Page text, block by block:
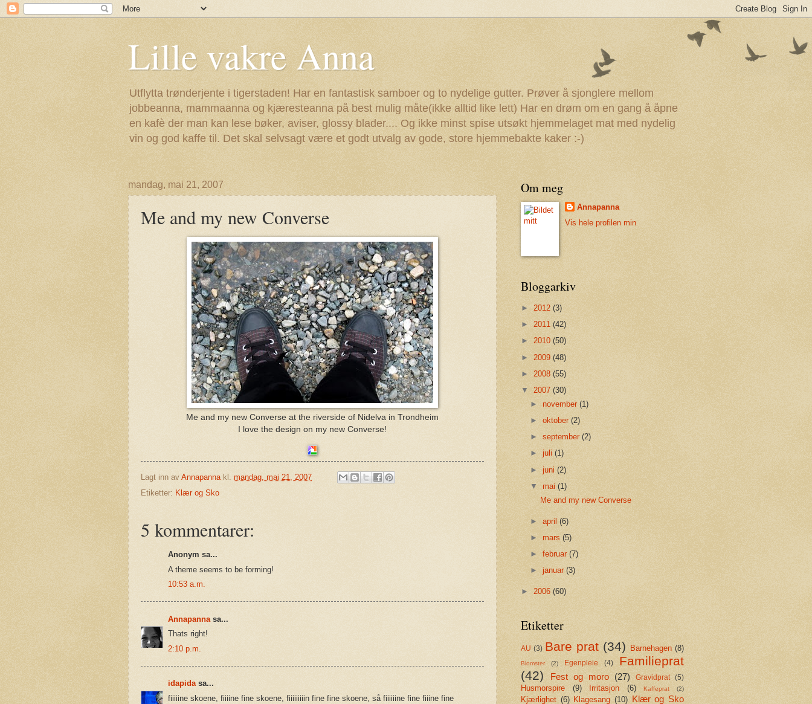
Lille vakre Anna
Utflytta trønderjente i tigerstaden! Har en fantastisk samboer og to nydelige gutter. Prøver å sjonglere mellom
jobbeanna, mammaanna og kjæresteanna på best mulig måte(ikke alltid like lett) Har en drøm om en gang å åpne
en kafè der man kan lese bøker, aviser, glossy blader.... Og ikke minst spise utsøkt hjemmelaget mat med nydelig
vin og god kaffe til. Det skal selvsagt være et godt utvalg av gode, store hjemmebakte kaker :-)
mandag, mai 21, 2007
Me and my new Converse
Me and my new Converse at the riverside of Nidelva in Trondheim
I love the design on my new Converse!
Lagt inn av Annapanna kl. mandag, mai 21, 2007
Etiketter: Klær og Sko
5 kommentarer:
Anonym sa...
A theme seems to be forming!
10:53 a.m.
Annapanna sa...
Thats right!
2:10 p.m.
idapidasa...
fiiiiine skoene, fiiiine fine skoene, fiiiiiiiiin fine fine skoene, så fiiiiiine fine fiiine fine
Om meg
Annapanna
Vis hele profilen min
Bloggarkiv
► 2012 (3)
► 2011 (42)
► 2010 (50)
► 2009 (48)
► 2008 (55)
▼ 2007 (30)
► november(1)
►oktober(2)
►september(2)
►juli(1)
►juni(2)
▼mai(1)
Me and my new Converse
►april(6)
►mars(5)
►februar(7)
► januar(3)
► 2006 (60)
Etiketter
AU (3) Bare prat (34) Barnehagen (8)
Blomster (2) Egenpleie (4)
Familieprat
(42)
Fest og moro (27) Gravidprat (5)
Husmorspire (9) Irritasjon (6) Kaffeprat (2)
Kjærlighet (6) Klagesang (10) Klær og Sko